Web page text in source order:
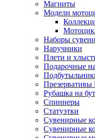
Магниты
Модели
Наборы
Наручники
Плети и
Подарочные
Презервативы
Рубашка на
Спиннеры
Статуэтки
Сувенирные
Сувенирные